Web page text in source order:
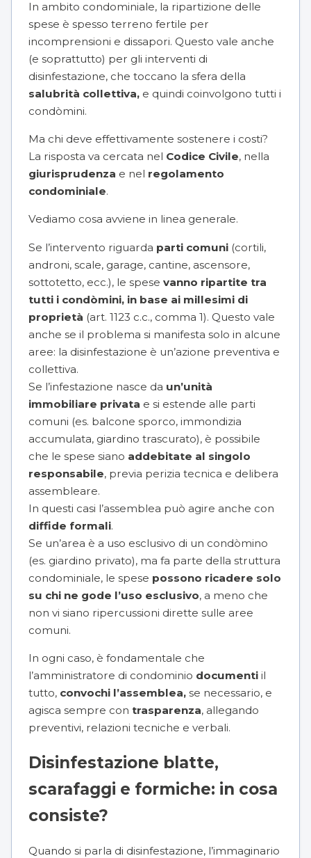
In ambito condominiale, la ripartizione delle
spese è spesso terreno fertile per
incomprensioni e dissapori. Questo vale anche
(e soprattutto) per gli interventi di
disinfestazione, che toccano la sfera della
salubrità collettiva, e quindi coinvolgono tutti i
condòmini.
Ma chi deve effettivamente sostenere i costi?
La risposta va cercata nel Codice Civile, nella
giurisprudenza e nel regolamento
condominiale.
Vediamo cosa avviene in linea generale.
Se l’intervento riguarda parti comuni (cortili,
androni, scale, garage, cantine, ascensore,
sottotetto, ecc.), le spese vanno ripartite tra
tutti i condòmini, in base ai millesimi di
proprietà (art. 1123 c.c., comma 1). Questo vale
anche se il problema si manifesta solo in alcune
aree: la disinfestazione è un’azione preventiva e
collettiva.
Se l’infestazione nasce da un’unità
immobiliare privata e si estende alle parti
comuni (es. balcone sporco, immondizia
accumulata, giardino trascurato), è possibile
che le spese siano addebitate al singolo
responsabile, previa perizia tecnica e delibera
assembleare.
In questi casi l’assemblea può agire anche con
diffide formali.
Se un’area è a uso esclusivo di un condòmino
(es. giardino privato), ma fa parte della struttura
condominiale, le spese possono ricadere solo
su chi ne gode l’uso esclusivo, a meno che
non vi siano ripercussioni dirette sulle aree
comuni.
In ogni caso, è fondamentale che
l’amministratore di condominio documenti il
tutto, convochi l’assemblea, se necessario, e
agisca sempre con trasparenza, allegando
preventivi, relazioni tecniche e verbali.
Disinfestazione blatte,
scarafaggi e formiche: in cosa
consiste?
Quando si parla di disinfestazione, l’immaginario